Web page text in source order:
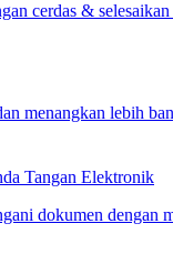
cerdas &
menangkan lebih
Tangan Elektronik
dokumen dengan